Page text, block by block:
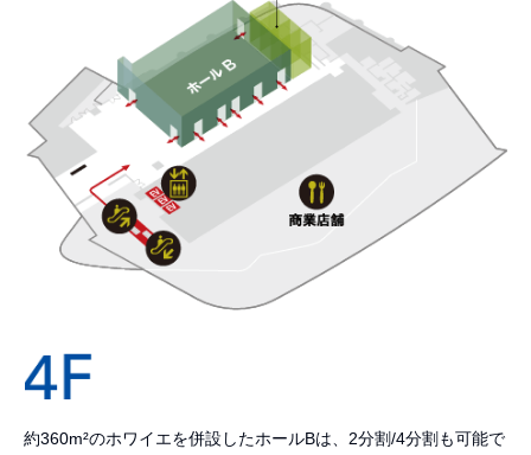
約360m²のホワイエを併設したホールBは、2分割/4分割も可能で